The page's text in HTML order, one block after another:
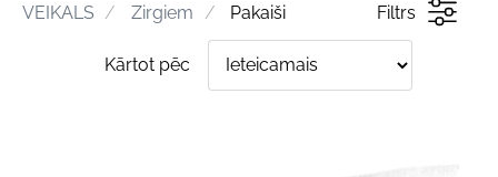
VEIKALS Zirgiem Pakaiši Filtrs
Kārtot pēc